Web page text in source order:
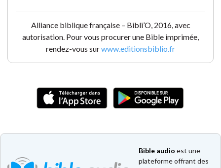
Alliance biblique française – Bibli’O, 2016, avec
autorisation. Pour vous procurer une Bible imprimée,
rendez-vous surwww.editionsbiblio.fr
Bible audio est une
plateforme offrant des